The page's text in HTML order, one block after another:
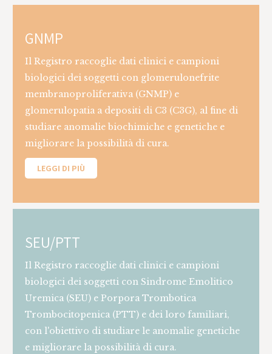
GNMP
Il Registro raccoglie dati clinici e campioni
biologici dei soggetti con glomerulonefrite
membranoproliferativa (GNMP) e
glomerulopatia a depositi di C3 (C3G), al fine di
studiare anomalie biochimiche e genetiche e
migliorare la possibilità di cura.
LEGGI DI PIÙ
SEU/PTT
Il Registro raccoglie dati clinici e campioni
biologici dei soggetti con Sindrome Emolitico
Uremica (SEU) e Porpora Trombotica
Trombocitopenica (PTT) e dei loro familiari,
con l'obiettivo di studiare le anomalie genetiche
e migliorare la possibilità di cura.